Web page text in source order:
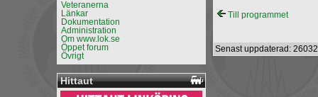
Veteranerna
Länkar
Dokumentation
Administration
Om www.lok.se
Öppet forum
Övrigt
Hittaut
Till programmet
Senast uppdaterad: